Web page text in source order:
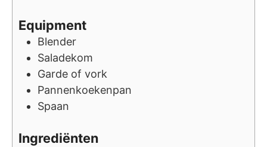
Equipment
Blender
Saladekom
Garde of vork
Pannenkoekenpan
Spaan
Ingrediënten